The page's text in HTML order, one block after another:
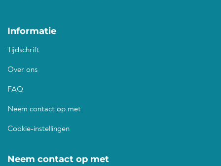
Informatie
Tijdschrift
Over ons
FAQ
Neem contact op met
Cookie-instellingen
Neem contact op met